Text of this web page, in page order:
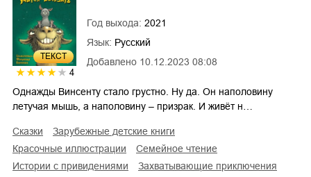
ТЕКСТ
4
Добавлено 10.12.2023 08:08
Год выхода: 2021
Язык: Русский
Однажды Винсенту стало грустно. Ну да. Он наполовину
летучая мышь, а наполовину – призрак. И живёт н…
сказки
зарубежные детские книги
красочные иллюстрации
семейное чтение
истории с привидениями
захватывающие приключения